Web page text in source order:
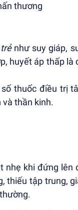
thương
như suy giáp,
huyết áp thấp là
thuốc điều trị
thần kinh.
nhẹ khi đứng lên
thiếu tập trung,